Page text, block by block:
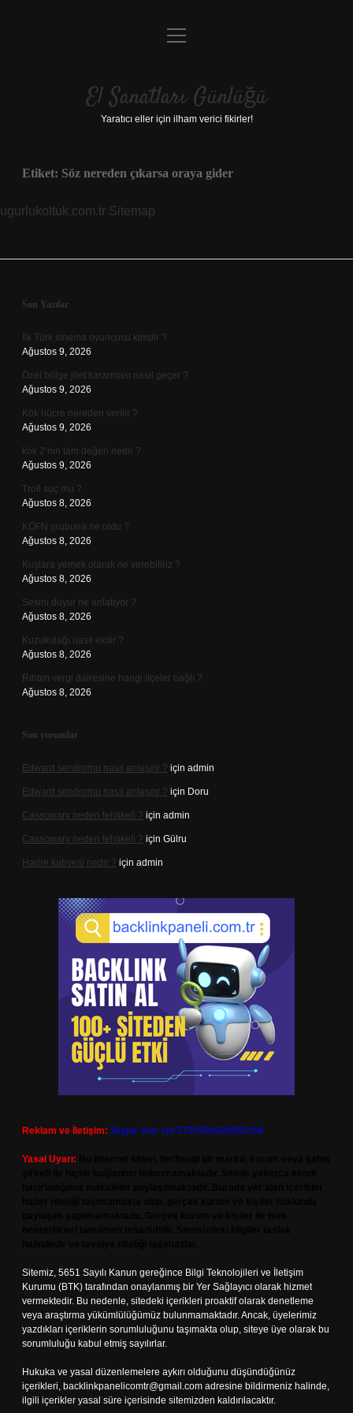
Anasayfa
Yasal Uyarı
menüyü
El Sanatları Günlüğü
Yaratıcı eller için ilham verici fikirler!
Etiket: Söz nereden çıkarsa oraya gider
ugurlukoltuk.com.tr Sitemap
Sidebar
Son Yazılar
İlk Türk sinema oyuncusu kimdir ?
Ağustos 9, 2026
Özel bölge jilet kararması nasıl geçer ?
Ağustos 9, 2026
Kök hücre nereden verilir ?
Ağustos 9, 2026
kök 2’nin tam değeri nedir ?
Ağustos 9, 2026
Troll suç mu ?
Ağustos 8, 2026
KÖFN grubuna ne oldu ?
Ağustos 8, 2026
Kuşlara yemek olarak ne verebiliriz ?
Ağustos 8, 2026
Sesini duyur ne anlatıyor ?
Ağustos 8, 2026
Kuzukulağı nasıl ekilir ?
Ağustos 8, 2026
Rıhtım vergi dairesine hangi ilçeler bağlı ?
Ağustos 8, 2026
Son yorumlar
Edward sendromu nasıl anlaşılır ? için admin
Edward sendromu nasıl anlaşılır ? için Doru
Cassowary neden tehlikeli ? için admin
Cassowary neden tehlikeli ? için Gülru
Harire kahvesi nedir ? için admin
Reklam ve İletişim: Skype: live:.cid.575569c608265c69
Yasal Uyarı:
Sitemiz, 5651 Sayılı Kanun gereğince Bilgi Teknolojileri ve İletişim
Kurumu (BTK) tarafından onaylanmış bir Yer Sağlayıcı olarak hizmet
vermektedir. Bu nedenle, sitedeki içerikleri proaktif olarak denetleme
veya araştırma yükümlülüğümüz bulunmamaktadır. Ancak, üyelerimiz
yazdıkları içeriklerin sorumluluğunu taşımakta olup, siteye üye olarak bu
sorumluluğu kabul etmiş sayılırlar.
Hukuka ve yasal düzenlemelere aykırı olduğunu düşündüğünüz
içerikleri, backlinkpanelicomtr@gmail.com adresine bildirmeniz halinde,
ilgili içerikler yasal süre içerisinde sitemizden kaldırılacaktır.